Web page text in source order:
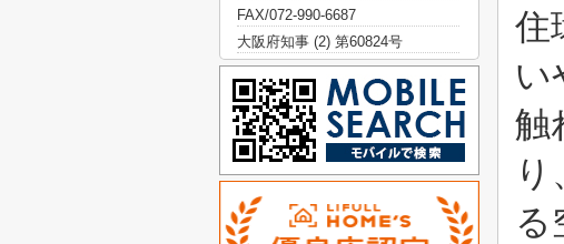
住
い
触
る
FAX/072-990-6687
大阪府知事 (2) 第60824号